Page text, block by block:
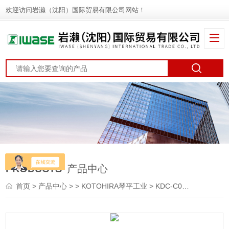
欢迎访问岩濑（沈阳）国际贸易有限公司网站！
PRODUCTS 产品中心
首页> 产品中心 > > KOTOHIRA琴平工业 > KDC-C03KOTOHIRA琴平工业 洁净室用集尘机